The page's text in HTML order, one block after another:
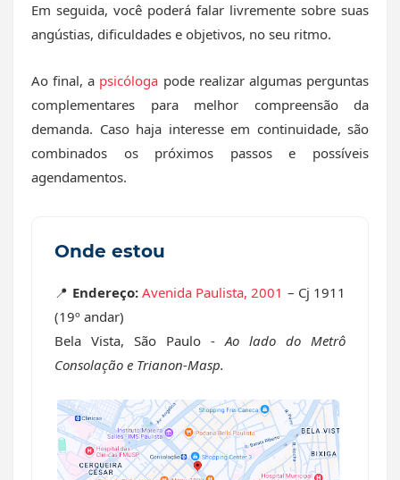
Em seguida, você poderá falar livremente sobre suas
angústias, dificuldades e objetivos, no seu ritmo.
Ao final, a psicóloga pode realizar algumas perguntas
complementares para melhor compreensão da
demanda. Caso haja interesse em continuidade, são
combinados os próximos passos e possíveis
agendamentos.
Onde estou
📍 Endereço: Avenida Paulista, 2001 – Cj 1911
(19º andar)
Bela Vista, São Paulo -Ao lado do Metrô
Consolação e Trianon-Masp.